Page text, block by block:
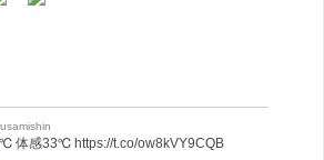
体感33℃ https://t.co/ow8kVY9CQB